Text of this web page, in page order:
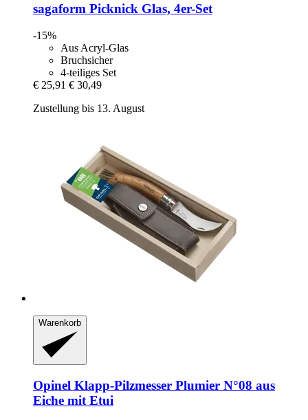
sagaform Picknick Glas, 4er-​Set
-15%
Aus Acryl-Glas
Bruchsicher
4-teiliges Set
€ 25,91 € 30,49
Zustellung bis 13. August
Warenkorb
Opinel Klapp-​Pilzmesser Plumier N°08 aus
Eiche mit Etui